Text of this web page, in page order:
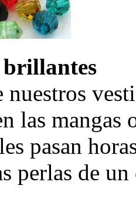
nuestros
las mangas
pasan
perlas de